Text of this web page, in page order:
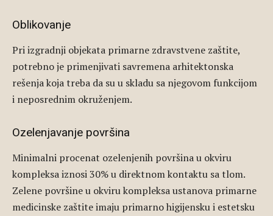
Oblikovanje
Pri izgradnji objekata primarne zdravstvene zaštite,
potrebno je primenjivati savremena arhitektonska
rešenja koja treba da su u skladu sa njegovom funkcijom
i neposrednim okruženjem.
Ozelenjavanje površina
Minimalni procenat ozelenjenih površina u okviru
kompleksa iznosi 30% u direktnom kontaktu sa tlom.
Zelene površine u okviru kompleksa ustanova primarne
medicinske zaštite imaju primarno higijensku i estetsku